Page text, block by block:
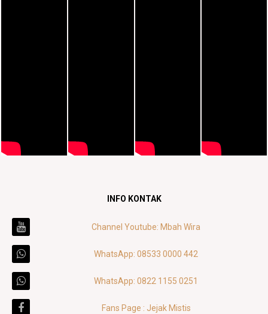
INFO KONTAK
Channel Youtube: Mbah Wira
WhatsApp: 08533 0000 442
WhatsApp: 0822 1155 0251
Fans Page : Jejak Mistis